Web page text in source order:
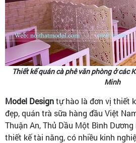
Thiết kế quán cà phê văn phòng ở các
Minh
Model Designtự hào là đơn vị thiết
đẹp, quán trà sữa hàng đầu Việt
Thuận An, Thủ Dầu Một Bình
thiết kế tài năng, có nhiều kinh